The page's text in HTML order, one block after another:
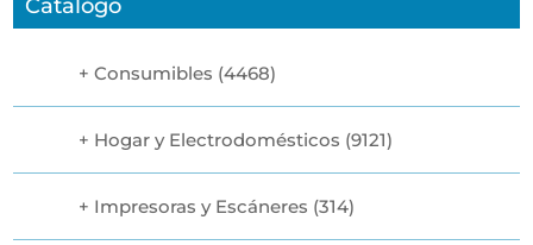
-
2m
-
Catalógo
Consumibles (4468)
Hogar y Electrodomésticos (9121)
Impresoras y Escáneres (314)